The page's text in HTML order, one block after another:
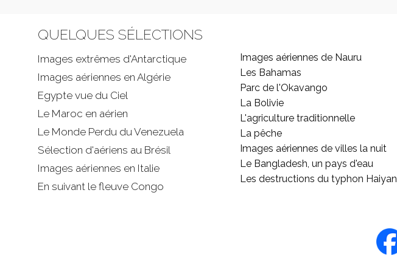
QUELQUES SÉLECTIONS
Images extrêmes d'Antarctique
Images aériennes en Algérie
Egypte vue du Ciel
Le Maroc en aérien
Le Monde Perdu du Venezuela
Sélection d'aériens au Brésil
Images aériennes en Italie
En suivant le fleuve Congo
Images aériennes de Nauru
Les Bahamas
Parc de l'Okavango
La Bolivie
L'agriculture traditionnelle
La pêche
Images aériennes de villes la nuit
Le Bangladesh, un pays d'eau
Les destructions du typhon Haiyan